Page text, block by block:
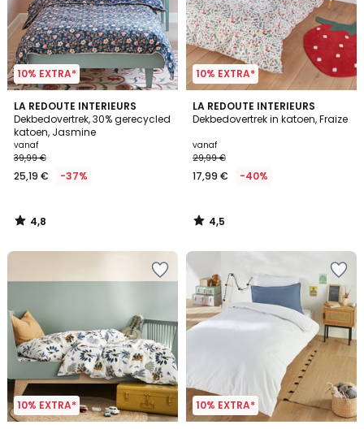
10% EXTRA*
LA REDOUTE INTERIEURS
Dekbedovertrek, 30% gerecycled
katoen, Jasmine
vanaf
39,99 €
25,19 € -37%
4,8
/ 5
4,8
/
10% EXTRA*
LA REDOUTE INTERIEURS
Dekbedovertrek in katoen, Fraize
vanaf
29,99 €
17,99 € -40%
4,5
/ 5
4,5
/
10% EXTRA* 10% EXTRA*